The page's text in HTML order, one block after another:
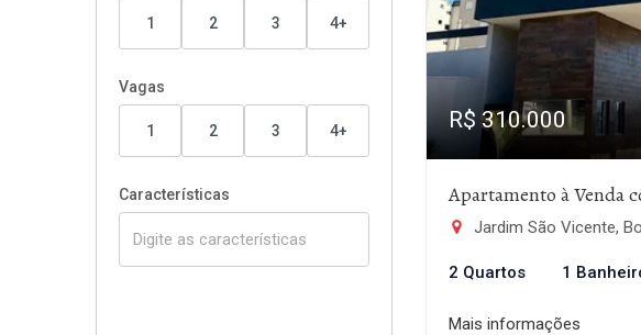
1 2 3 4+
Vagas
1 2 3 4+
Características
R$ 310.000
Apartamento à Venda
Jardim São Vicente,
2 Quartos 1
Mais informações